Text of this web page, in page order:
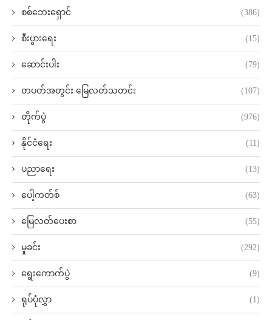
စစ်ဘေးရှောင် (386)
စီးပွားရေး (15)
ဆောင်းပါး (79)
တပတ်အတွင်း မြေလတ်သတင်း (107)
တိုက်ပွဲ (976)
နိုင်ငံရေး (11)
ပညာရေး (13)
ပေါ့ကတ်စ် (63)
မြေလတ်ပေးစာ (55)
မှုခင်း (292)
ရွေးကောက်ပွဲ (9)
ရုပ်ပုံလွှာ (1)